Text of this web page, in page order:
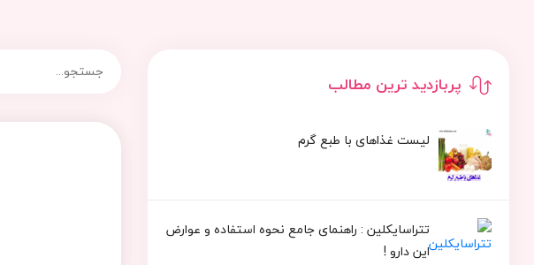
پربازدید ترین مطالب
لیست غذاهای با طبع گرم
تتراسایکلین : راهنمای جامع نحوه استفاده و عوارض
این دارو !